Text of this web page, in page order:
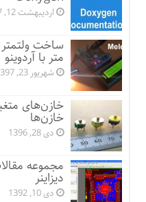
اردیبهشت 12, 1397
ساخت ولتمتر
متر با آردوینو
شهریور 23, 1397
خازن‌های
خازن‌ها
دی 28, 1396
مجموعه
دیزاینر
دی 10, 1392